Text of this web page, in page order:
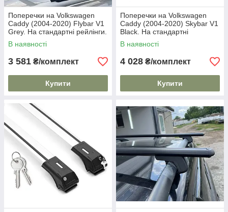
Поперечки на Volkswagen
Caddy (2004-2020) Flybar V1
Grey. На стандартні рейлінги.
Без замка. Сірі
В наявності
3 581 ₴/комплект
Купити
Поперечки на Volkswagen
Caddy (2004-2020) Skybar V1
Black. На стандартні
рейлінги. Замок на ключах.
Чорні
В наявності
4 028 ₴/комплект
Купити